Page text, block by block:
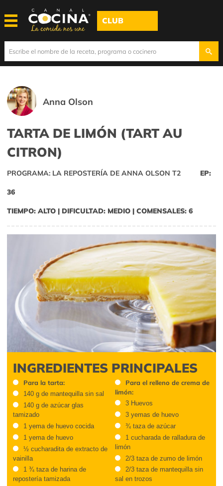
CLUB
Anna Olson
TARTA DE LIMÓN (TART AU
CITRON)
PROGRAMA: LA REPOSTERÍA DE ANNA OLSON T2 EP:
36
TIEMPO: ALTO | DIFICULTAD: MEDIO | COMENSALES: 6
INGREDIENTES PRINCIPALES
Para la tarta:
140 g de mantequilla sin sal
140 g de azúcar glas
tamizado
1 yema de huevo cocida
1 yema de huevo
½ cucharadita de extracto de
vainilla
1 ¾ taza de harina de
repostería tamizada
Para el relleno de crema de
limón:
3 Huevos
3 yemas de huevo
¾ taza de azúcar
1 cucharada de ralladura de
limón
2/3 taza de zumo de limón
2/3 taza de mantequilla sin
sal en trozos